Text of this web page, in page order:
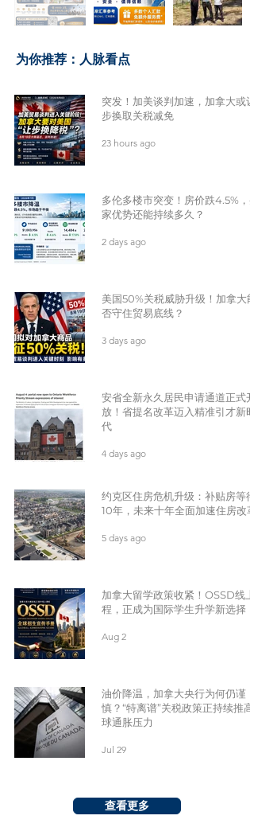
​为你推荐：人脉看点
突发！加美谈判加速，加拿大或让
步换取关税减免
23 hours ago
多伦多楼市突变！房价跌4.5%，买
家优势还能持续多久？
2 days ago
美国50%关税威胁升级！加拿大能
否守住贸易底线？
3 days ago
安省全新永久居民申请通道正式开
放！省提名改革迈入精准引才新时
代
4 days ago
约克区住房危机升级：补贴房等待
10年，未来十年全面加速住房改革
5 days ago
加拿大留学政策收紧！OSSD线上
程，正成为国际学生升学新选择
Aug 2
油价降温，加拿大央行为何仍谨
慎？“特离谱”关税政策正持续推高
球通胀压力
Jul 29
查看更多